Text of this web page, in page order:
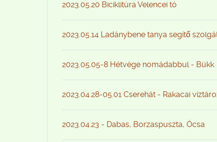
2023.05.20 Biciklitúra Velencei tó
2023.05.14 Ladánybene tanya segítő
2023.05.05-8 Hétvége nomádabbul - Bükk
2023.04.28-05.01 Cserehát - Rakacai
2023.04.23 - Dabas, Borzaspuszta, Ócsa